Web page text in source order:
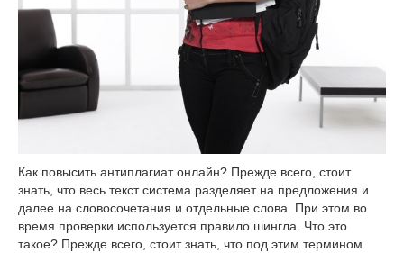
Как повысить антиплагиат онлайн? Прежде всего, стоит
знать, что весь текст система разделяет на предложения и
далее на словосочетания и отдельные слова. При этом во
время проверки используется правило шингла. Что это
такое? Прежде всего, стоит знать, что под этим термином